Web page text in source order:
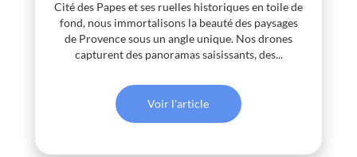
Cité des Papes et ses ruelles historiques en toile de
fond, nous immortalisons la beauté des paysages
de Provence sous un angle unique. Nos drones
capturent des panoramas saisissants, des...
Voir l'article